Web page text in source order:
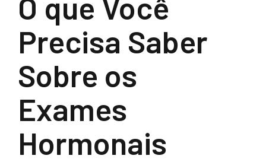
Precisa Saber
Sobre os
Exames
Hormonais